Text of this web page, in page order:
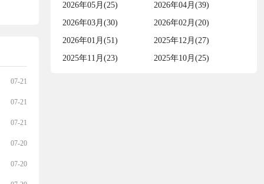
07-21
07-21
07-21
07-20
07-20
2026年05月(25)
2026年04月(39)
2026年03月(30)
2026年02月(20)
2026年01月(51)
2025年12月(27)
2025年11月(23)
2025年10月(25)